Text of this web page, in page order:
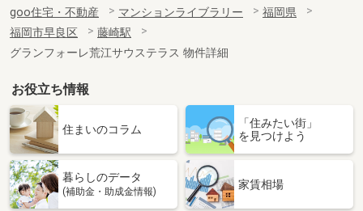
goo住宅・不動産 マンションライブラリー
福岡県
福岡市早良区
藤崎駅
グランフォーレ荒江サウステラス 物件詳細
お役立ち情報
住まいのコラム
「住みたい街」
を見つけよう
暮らしのデータ
(補助金・助成金情報)
家賃相場